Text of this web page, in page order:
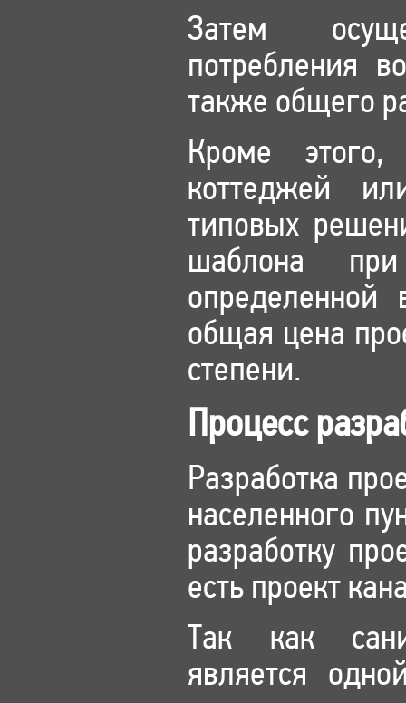
Затем
потребления
также общего
Кроме
коттеджей
типовых
шаблона
определенной
общая цена
степени.
Процесс
Разработка
населенного
разработку
есть проект
Так как
является